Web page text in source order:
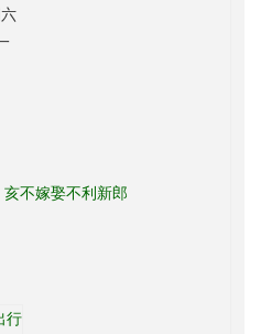
亥不嫁娶不利新郎
行